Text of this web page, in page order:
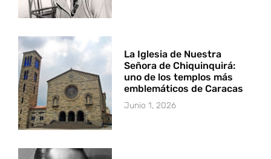
La Iglesia de Nuestra
Señora de Chiquinquirá:
uno de los templos más
emblemáticos de Caracas
Junio 1, 2026